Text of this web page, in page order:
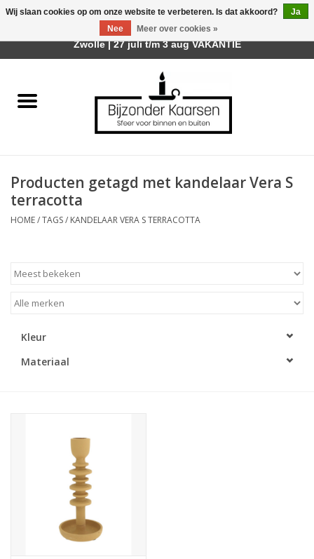
Räder Design Stories
Geurkaarsen
Tafelhaarden
Kaarsenhouders
LED Kaarsen
Producten getagd met kandelaar Vera S
terracotta
HOME/TAGS/ KANDELAAR VERA S TERRACOTTA
Kleur
Materiaal
Wij slaan cookies op om onze website te verbeteren. Is dat akkoord?
Ja
Nee
Meer over cookies »
Afhalen is mogelijk bij mijn winkel Trotz | Belvederelaan 107
Zwolle | 27 juli t/m 3 aug VAKANTIE